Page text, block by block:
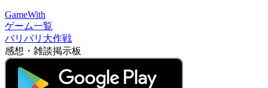
GameWith
ゲーム一覧
バリバリ大作戦
感想・雑談掲示板